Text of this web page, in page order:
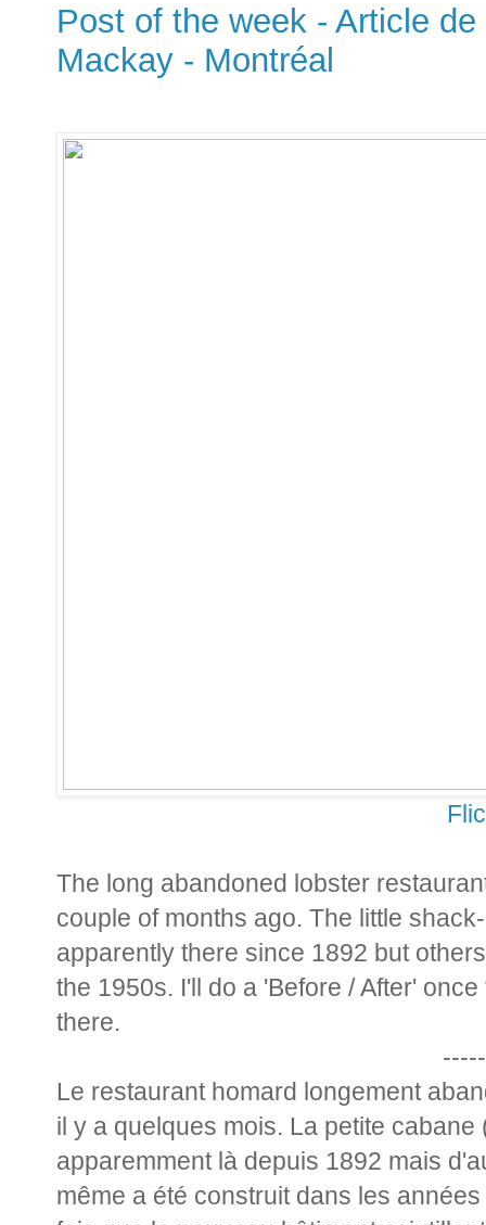
Post of the week - Article
Mackay - Montréal
The long abandoned lobster
couple of months ago. The little
apparently there since 1892 but
the 1950s. I'll do a 'Before / After'
there.
Le restaurant homard longement
il y a quelques mois. La petite
apparemment là depuis 1892 mais
même a été construit dans les